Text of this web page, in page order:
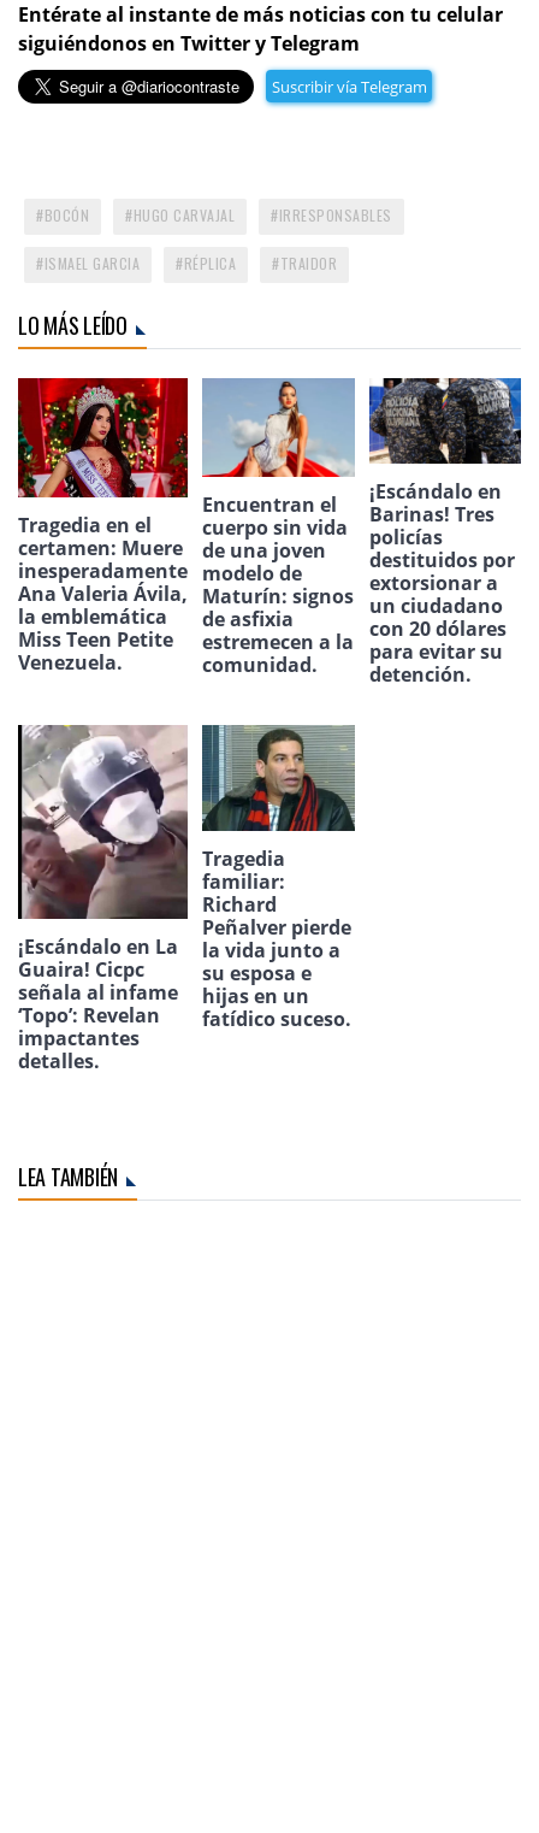
Entérate al instante de más noticias con tu celular
siguiéndonos en Twitter y Telegram
Suscribir vía Telegram
BOCÓN HUGO CARVAJAL IRRESPONSABLES
ISMAEL GARCIA RÉPLICA TRAIDOR
LO MÁS LEÍDO
Tragedia en el
certamen: Muere
inesperadamente
Ana Valeria Ávila,
la emblemática
Miss Teen Petite
Venezuela.
Encuentran el
cuerpo sin vida
de una joven
modelo de
Maturín: signos
de asfixia
estremecen a la
comunidad.
¡Escándalo en
Barinas! Tres
policías
destituidos por
extorsionar a
un ciudadano
con 20 dólares
para evitar su
detención.
¡Escándalo en La
Guaira! Cicpc
señala al infame
‘Topo’: Revelan
impactantes
detalles.
Tragedia
familiar:
Richard
Peñalver pierde
la vida junto a
su esposa e
hijas en un
fatídico suceso.
LEA TAMBIÉN